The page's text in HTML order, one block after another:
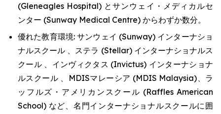
(Gleneagles Hospital) とサンウェイ・メディカルセ
ンター (Sunway Medical Centre) からわずか数分。
優れた教育環境: サンウェイ (Sunway) インターナショ
ナルスクール 、ステラ (Stellar) インターナショナルス
クール 、インヴィクタス (Invictus) インターナショナ
ルスクール 、MDISマレーシア (MDIS Malaysia)、ラ
ッフルズ・アメリカンスクール (Raffles American
School) など、名門インターナショナルスクールに囲